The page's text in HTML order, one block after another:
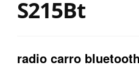
S215Bt
radio carro